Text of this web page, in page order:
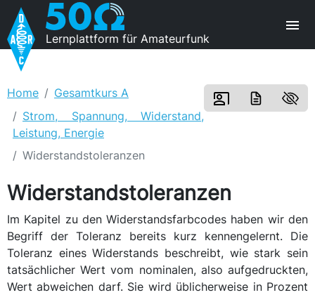
Lernplattform für Amateurfunk
Home
Gesamtkurs A
Strom, Spannung, Widerstand,
Leistung, Energie
Widerstandstoleranzen
Widerstandstoleranzen
Im Kapitel zu den Widerstandsfarbcodes haben wir den
Begriff der Toleranz bereits kurz kennengelernt. Die
Toleranz eines Widerstands beschreibt, wie stark sein
tatsächlicher Wert vom nominalen, also aufgedruckten,
Wert abweichen darf. Sie wird üblicherweise in Prozent